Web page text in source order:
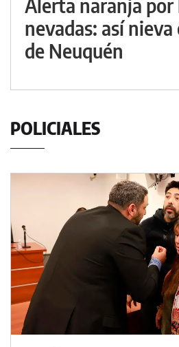
Alerta naranja
nevadas: así nieva
de Neuquén
POLICIALES